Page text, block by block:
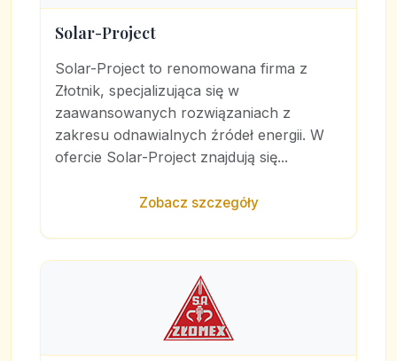
Solar-Project
Solar-Project to renomowana firma z
Złotnik, specjalizująca się w
zaawansowanych rozwiązaniach z
zakresu odnawialnych źródeł energii. W
ofercie Solar-Project znajdują się...
Zobacz szczegóły